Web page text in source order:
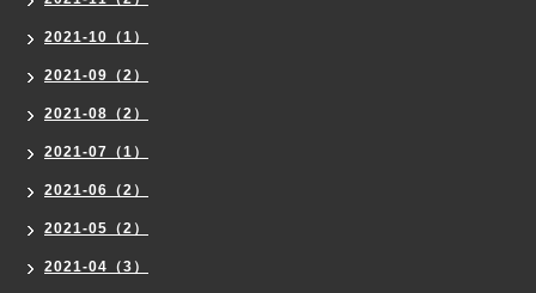
2021-10（1）
2021-09（2）
2021-08（2）
2021-07（1）
2021-06（2）
2021-05（2）
2021-04（3）